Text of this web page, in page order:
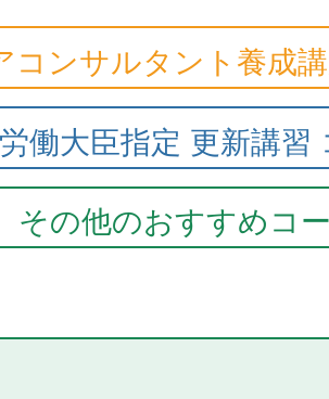
コンサルタント養成
働大臣指定 更新講
その他のおすすめ